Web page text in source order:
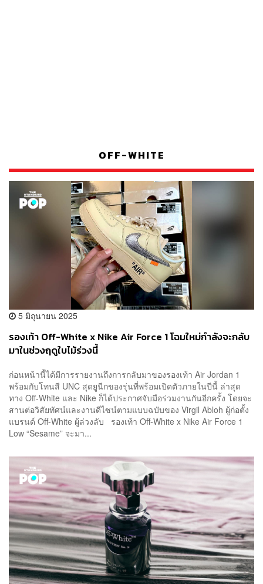
OFF-WHITE
5 มิถุนายน 2025
รองเท้า Off-White x Nike Air Force 1 โฉมใหม่กำลังจะกลับ
มาในช่วงฤดูใบไม้ร่วงนี้
ก่อนหน้านี้ได้มีการรายงานถึงการกลับมาของรองเท้า Air Jordan 1
พร้อมกับโทนสี UNC สุดยูนีกของรุ่นที่พร้อมเปิดตัวภายในปีนี้ ล่าสุด
ทาง Off-White และ Nike ก็ได้ประกาศจับมือร่วมงานกันอีกครั้ง โดยจะ
สานต่อวิสัยทัศน์และงานดีไซน์ตามแบบฉบับของ Virgil Abloh ผู้ก่อตั้ง
แบรนด์ Off-White ผู้ล่วงลับ รองเท้า Off-White x Nike Air Force 1
Low “Sesame” จะมา...